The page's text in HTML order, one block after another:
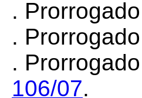
.
.
.
106/07.